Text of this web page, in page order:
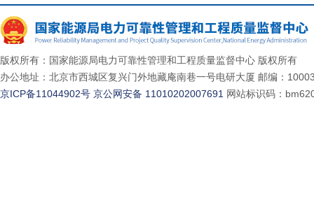
版权所有：国家能源局电力可靠性管理和工程质量监督中心 版权所有
办公地址：北京市西城区复兴门外地藏庵南巷一号电研大厦 邮编：
京ICP备11044902号 京公网安备 11010202007691 网站标识码：